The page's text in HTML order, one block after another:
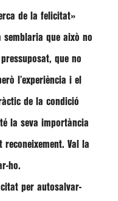
de la felicitat»
semblaria que això no
que no
l’experiència i el
de la condició
la seva importància
reconeixement. Val la
ho.
per autosalvar-